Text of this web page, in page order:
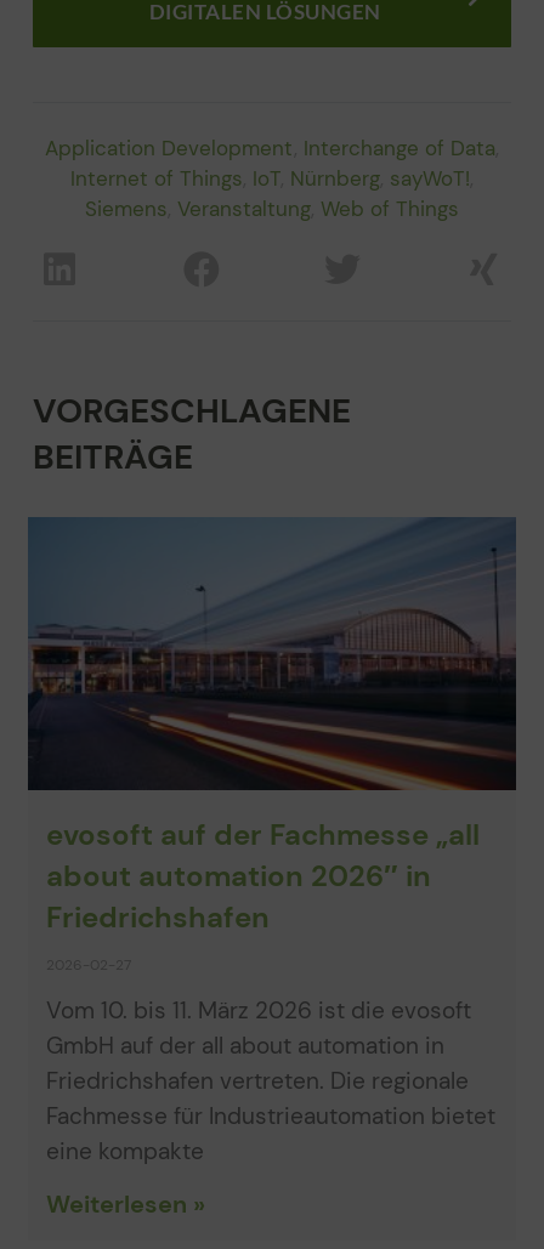
DIGITALEN LÖSUNGEN
Application Development Interchange of Data
Internet of Things IoT Nürnberg sayWoT!
Siemens Veranstaltung Web of Things
VORGESCHLAGENE
BEITRÄGE
evosoft auf der Fachmesse „all
about automation 2026″ in
Friedrichshafen
Vom 10. bis 11. März 2026 ist die evosoft
GmbH auf der all about automation in
Friedrichshafen vertreten. Die regionale
Fachmesse für Industrieautomation bietet
eine kompakte
Weiterlesen »